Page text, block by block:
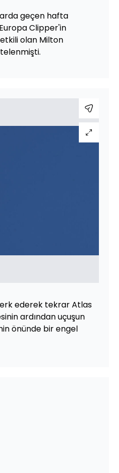
geçen hafta
Clipper'in
etkili olan Milton
ederek tekrar Atlas
ardından uçuşun
önünde bir engel